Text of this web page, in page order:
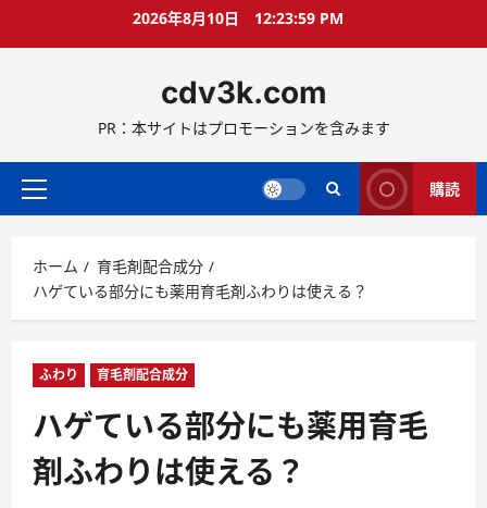
ス
ッ
2026年8月10日 12:23:59 PM
cdv3k.com
PR：本サイトはプロモーションを含みます
メ
メ
ニ
ュ
購読
ホーム
育毛剤配合成分
ハゲている部分にも薬用育毛剤ふわりは使える？
ふわり 育毛剤配合成分
ハゲている部分にも薬用育毛
剤ふわりは使える？